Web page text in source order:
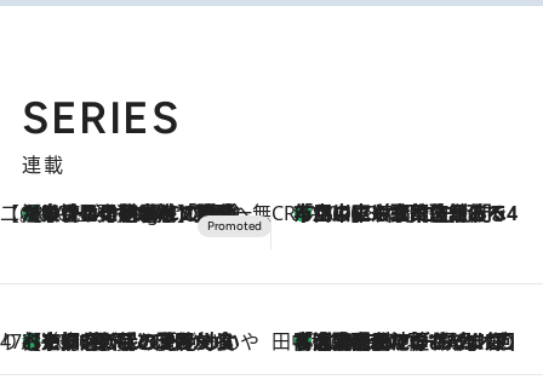
SERIES
連載
【CREA×星野リゾート】唯一無二。癒しと発見が待つ場所へ
10 Hours Ago
【トンボの足水浴】ヒノキの香りに包まれて涼感マックス！約13℃の湧水かけ流しを避暑地「星野温泉 トンボの湯」で体験 CREA'S CHOICE
2026.8.7
「立川にも歌舞伎があるんだよ」 片岡仁左衛門・市川中車ら豪華座組みで4年目の立川立飛歌舞伎へ
47都道府県の手みやげ ひんやりスイーツで夏を満喫
2026.8.7
【京都府】この夏絶対食べたい 冷やしておいしいおやつ3選 ひと口目から心を掴む新緑のテリーヌ 田中稲の勝手に再ブーム
2026.8.7
「湘南乃風に憧れて」観客大盛上がりの“タオル回し”に、ラッパー顔負けの高速歌唱まで…さだまさし（74）のアグレッシブすぎる現在地